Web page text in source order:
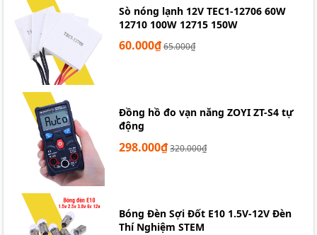
Sò nóng lạnh 12V TEC1-12706 60W
12710 100W 12715 150W
60.000₫65.000₫
Đồng hồ đo vạn năng ZOYI ZT-S4 tự
động
298.000₫320.000₫
Bóng Đèn Sợi Đốt E10 1.5V-12V Đèn
Thí Nghiệm STEM